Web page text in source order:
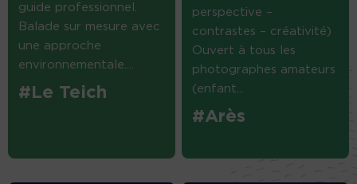
guide professionnel.
Balade sur mesure avec
une approche
environnementale....
#Le Teich
perspective –
contrastes – créativité)
Ouvert à tous les
photographes amateurs
(enfant...
#Arès